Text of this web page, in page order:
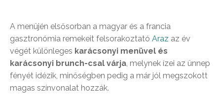
A menüjén elsősorban a magyar és a francia
gasztronómia remekeit felsorakoztató Araz az év
végét különleges karácsonyi menüvel és
karácsonyi brunch-csal várja, melynek ízei az ünnep
fényét idézik, minőségben pedig a már jól megszokott
magas színvonalat hozzák.